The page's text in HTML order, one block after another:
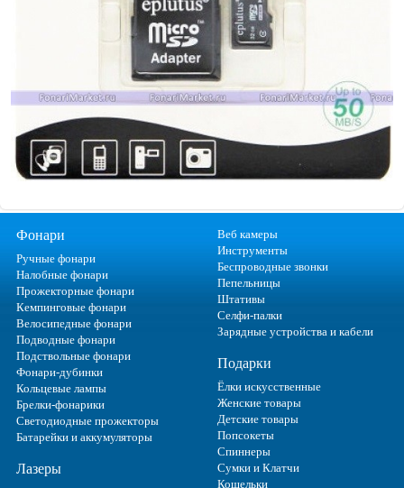
Фонари
Ручные фонари
Налобные фонари
Прожекторные фонари
Кемпинговые фонари
Велосипедные фонари
Подводные фонари
Подствольные фонари
Фонари-дубинки
Кольцевые лампы
Брелки-фонарики
Светодиодные прожекторы
Батарейки и аккумуляторы
Лазеры
Веб камеры
Инструменты
Беспроводные звонки
Пепельницы
Штативы
Селфи-палки
Зарядные устройства и кабели
Подарки
Ёлки искусственные
Женские товары
Детские товары
Попсокеты
Спиннеры
Сумки и Клатчи
Кошельки